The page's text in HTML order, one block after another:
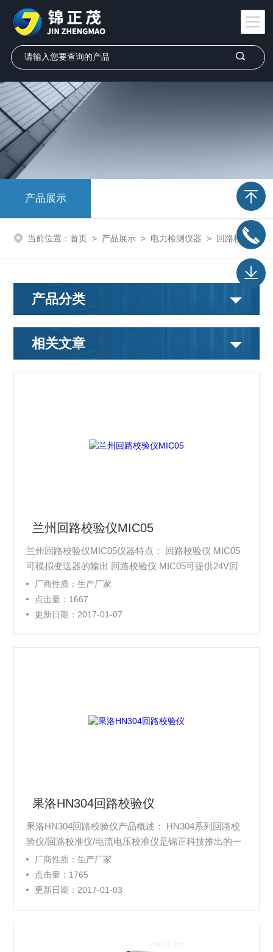
产品展示
当前位置： 首页 > 产品展示 > 电力检测仪器 > 回路校验仪
产品分类
相关文章
兰州回路校验仪MIC05
兰州回路校验仪MIC05仪器特点： 回路校验仪 MIC05
可模拟变送器的输出 回路校验仪 MIC05可提供24V回
路电源 回路校验仪 MIC05提供24V回路电压并同时测
量电流 回路校验仪 MIC05可进行开关的通和断测量 回
路校验仪 MIC05可进行步进和零、满点的快速操作
厂商性质：生产厂家
点击量：1667
更新日期：2017-01-07
果洛HN304回路校验仪
果洛HN304回路校验仪产品概述： HN304系列回路校
验仪/回路校准仪/电流电压校准仪是锦正科技推出的一
款高性能的完整的电压电流现场校准工具，高精度、低
温漂，便利性设计。可取代多种传统 校准工具，是模
拟和校准电压电流的*工具。
厂商性质：生产厂家
点击量：1765
更新日期：2017-01-03